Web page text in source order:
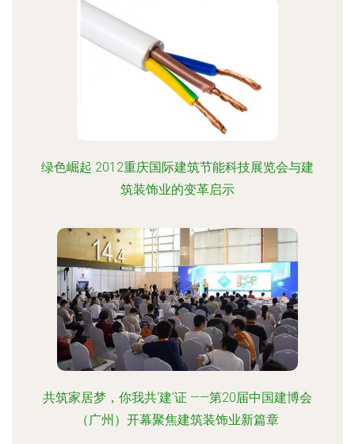
绿色崛起 2012重庆国际建筑节能科技展览会与建
筑装饰业的变革启示
共筑家居梦，你我共‘建’证 ——第20届中国建博会
（广州）开幕聚焦建筑装饰业新篇章